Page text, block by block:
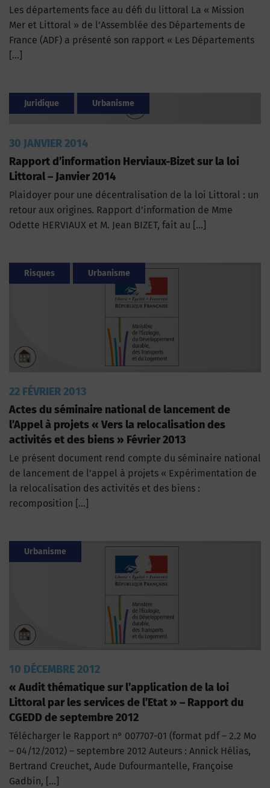
Les départements face au défi du littoral La « Mission
Mer et Littoral » de l’Assemblée des Départements de
France (ADF) a présenté son rapport « Les Départements
[…]
Juridique Urbanisme
30 JANVIER 2014
Rapport d’information Herviaux-Bizet sur la loi
Littoral – Janvier 2014
Plaidoyer pour une décentralisation de la loi Littoral : un
retour aux origines. Rapport d’information de Mme
Odette HERVIAUX et M. Jean BIZET, fait au […]
Risques Urbanisme
22 FÉVRIER 2013
Actes du séminaire national de lancement de
l’Appel à projets « Vers la relocalisation des
activités et des biens » Février 2013
Le présent document rend compte du séminaire national
de lancement de l’appel à projets « Expérimentation de
la relocalisation des activités et des biens :
recomposition […]
Urbanisme
10 DÉCEMBRE 2012
« Audit thématique sur l’application de la loi
Littoral par les services de l’Etat » – Rapport du
CGEDD de septembre 2012
Télécharger le Rapport n° 007707-01 (format pdf – 2.2 Mo
– 04/12/2012) – septembre 2012 Auteurs : Annick Hélias,
Bertrand Creuchet, Aude Dufourmantelle, Françoise
Gadbin, […]